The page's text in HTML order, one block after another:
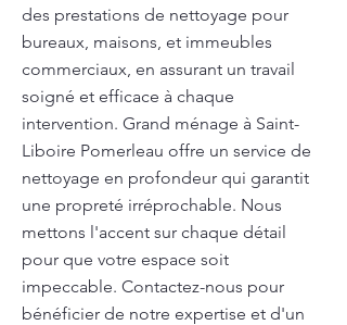
des prestations de nettoyage pour
bureaux, maisons, et immeubles
commerciaux, en assurant un travail
soigné et efficace à chaque
intervention. Grand ménage à Saint-
Liboire Pomerleau offre un service de
nettoyage en profondeur qui garantit
une propreté irréprochable. Nous
mettons l'accent sur chaque détail
pour que votre espace soit
impeccable. Contactez-nous pour
bénéficier de notre expertise et d'un